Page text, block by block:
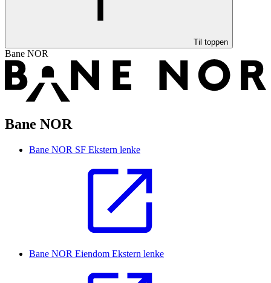
Til toppen
Bane NOR
Bane NOR
Bane NOR SF Ekstern lenke
Bane NOR Eiendom Ekstern lenke